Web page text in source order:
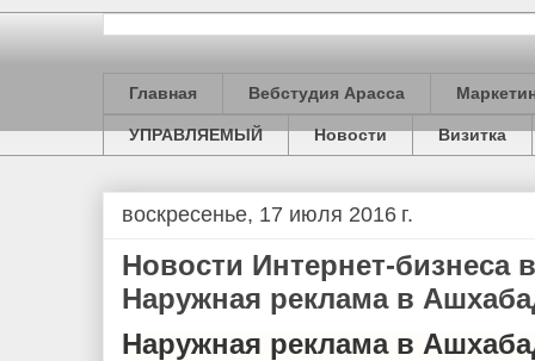
Главная Вебстудия Арасса
УПРАВЛЯЕМЫЙ Новости Визитка
воскресенье, 17 июля 2016 г.
Новости Интернет-бизнеса
Наружная реклама в
Наружная реклама в